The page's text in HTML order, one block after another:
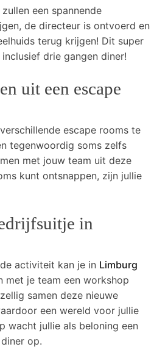
een spannende
de directeur is ontvoerd en
terug krijgen! Dit super
drie gangen diner!
uit een escape
escape rooms te
tegenwoordig soms zelfs
met jouw team uit deze
kunt ontsnappen, zijn jullie
in
activiteit kan je in Limburg
met je team een workshop
samen deze nieuwe
een wereld voor jullie
wacht jullie als beloning een
op.